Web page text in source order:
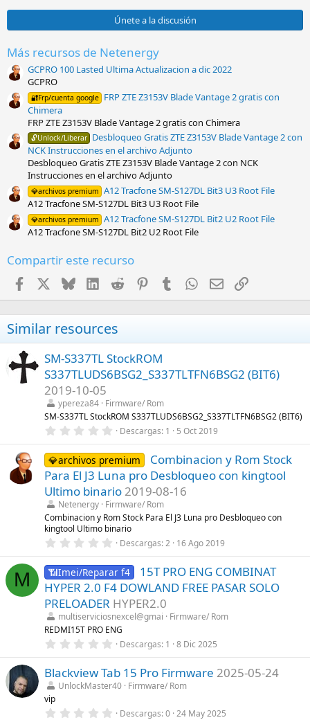
0
e
t
r
e
l
a
s
)
Únete a la discusión
Más recursos de Netenergy
GCPRO 100 Lasted Ultima Actualizacion a dic 2022
GCPRO
🔐Frp/cuenta google FRP ZTE Z3153V Blade Vantage 2 gratis con
Chimera
FRP ZTE Z3153V Blade Vantage 2 gratis con Chimera
🔓Unlock/Liberar Desbloqueo Gratis ZTE Z3153V Blade Vantage 2 con
NCK Instrucciones en el archivo Adjunto
Desbloqueo Gratis ZTE Z3153V Blade Vantage 2 con NCK
Instrucciones en el archivo Adjunto
💎archivos premium A12 Tracfone SM-S127DL Bit3 U3 Root File
A12 Tracfone SM-S127DL Bit3 U3 Root File
💎archivos premium A12 Tracfone SM-S127DL Bit2 U2 Root File
A12 Tracfone SM-S127DL Bit2 U2 Root File
Compartir este recurso
Facebook BlueskyLinkedInReddit PinterestTumblr WhatsApp
EmailEnlace
Similar resources
SM-S337TL StockROM
S337TLUDS6BSG2_S337TLTFN6BSG2 (BIT6)
2019-10-05
ypereza84 Firmware/ Rom
SM-S337TL StockROM S337TLUDS6BSG2_S337TLTFN6BSG2 (BIT6)
0
0
0
e
s
t
r
e
l
l
a
s
)
Descargas 1 5 Oct 2019
💎archivos premium
Combinacion y Rom Stock
Para El J3 Luna pro Desbloqueo con kingtool
Ultimo binario 2019-08-16
Netenergy Firmware/ Rom
Combinacion y Rom Stock Para El J3 Luna pro Desbloqueo con
kingtool Ultimo binario
0
0
0
e
s
t
r
e
l
a
(
s
)
Descargas 2 16 Ago 2019
M 📶Imei/Reparar f4
15T PRO ENG COMBINAT
HYPER 2.0 F4 DOWLAND FREE PASAR SOLO
PRELOADER HYPER2.0
multiserviciosnexcel@gmai
Firmware/ Rom
REDMI15T PRO ENG
0
0
0
e
s
r
Descargas 1 8 Dic 2025
Blackview Tab 15 Pro Firmware 2025-05-24
UnlockMaster40 Firmware/ Rom
vip
0 Descargas 0 24 May 2025